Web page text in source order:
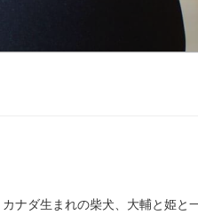
カナダ生まれの柴犬、大輔と姫と